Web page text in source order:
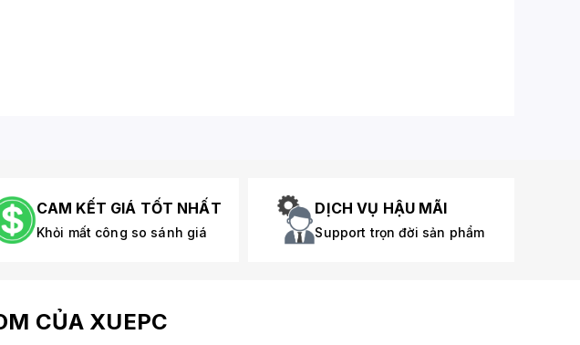
CAM KẾT GIÁ TỐT NHẤT
Khỏi mất công so sánh giá
DỊCH VỤ HẬU MÃI
Support trọn đời sản phẩm
CỦA XUEPC